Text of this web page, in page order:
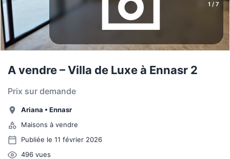
1 / 7
A vendre – Villa de Luxe à Ennasr 2
Prix sur demande
Ariana • Ennasr
Maisons à vendre
Publiée le 11 février 2026
496 vues